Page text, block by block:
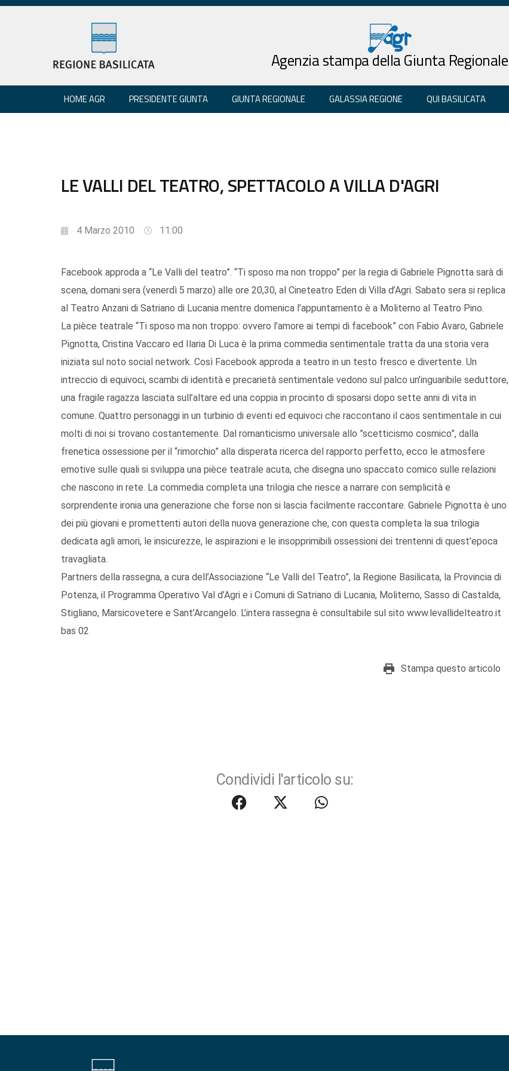
Agenzia stampa della Giunta Regionale
HOME AGR PRESIDENTE GIUNTA GIUNTA REGIONALE GALASSIA REGIONE QUI BASILICATA
LE VALLI DEL TEATRO, SPETTACOLO A VILLA D'AGRI
4 Marzo 2010 11:00
Facebook approda a “Le Valli del teatro”. “Ti sposo ma non troppo” per la regia di Gabriele Pignotta sarà di
scena, domani sera (venerdì 5 marzo) alle ore 20,30, al Cineteatro Eden di Villa d’Agri. Sabato sera si replica
al Teatro Anzani di Satriano di Lucania mentre domenica l’appuntamento è a Moliterno al Teatro Pino.
La pièce teatrale “Ti sposo ma non troppo: ovvero l’amore ai tempi di facebook” con Fabio Avaro, Gabriele
Pignotta, Cristina Vaccaro ed Ilaria Di Luca è la prima commedia sentimentale tratta da una storia vera
iniziata sul noto social network. Così Facebook approda a teatro in un testo fresco e divertente. Un
intreccio di equivoci, scambi di identità e precarietà sentimentale vedono sul palco un’inguaribile seduttore,
una fragile ragazza lasciata sull’altare ed una coppia in procinto di sposarsi dopo sette anni di vita in
comune. Quattro personaggi in un turbinio di eventi ed equivoci che raccontano il caos sentimentale in cui
molti di noi si trovano costantemente. Dal romanticismo universale allo ”scetticismo cosmico”, dalla
frenetica ossessione per il “rimorchio” alla disperata ricerca del rapporto perfetto, ecco le atmosfere
emotive sulle quali si sviluppa una pièce teatrale acuta, che disegna uno spaccato comico sulle relazioni
che nascono in rete. La commedia completa una trilogia che riesce a narrare con semplicità e
sorprendente ironia una generazione che forse non si lascia facilmente raccontare. Gabriele Pignotta è uno
dei più giovani e promettenti autori della nuova generazione che, con questa completa la sua trilogia
dedicata agli amori, le insicurezze, le aspirazioni e le insopprimibili ossessioni dei trentenni di quest’epoca
travagliata.
Partners della rassegna, a cura dell’Associazione “Le Valli del Teatro”, la Regione Basilicata, la Provincia di
Potenza, il Programma Operativo Val d’Agri e i Comuni di Satriano di Lucania, Moliterno, Sasso di Castalda,
Stigliano, Marsicovetere e Sant’Arcangelo. L’intera rassegna è consultabile sul sito www.levallidelteatro.it
bas 02
Stampa questo articolo
Condividi l'articolo su: